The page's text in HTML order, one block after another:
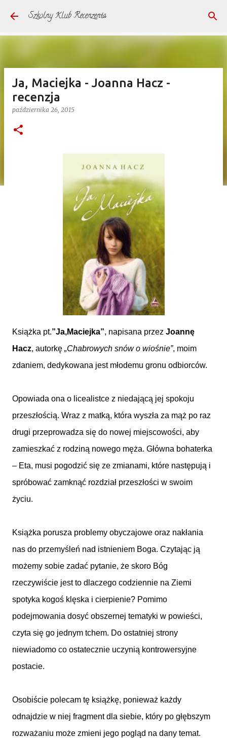
Przejdź do głównej zawartości
Szkolny Klub Recenzenta
Ja, Maciejka - Joanna Hacz -
recenzja
października 26, 2015
Książka pt.”Ja,Maciejka”, napisana przez Joannę
Hacz, autorkę „Chabrowych snów o wiośnie”, moim
zdaniem, dedykowana jest młodemu gronu odbiorców.
Opowiada ona o licealistce z niedającą jej spokoju
przeszłością. Wraz z matką, która wyszła za mąż po raz
drugi przeprowadza się do nowej miejscowości, aby
zamieszkać z rodziną nowego męża. Główna bohaterka
– Eta, musi pogodzić się ze zmianami, które następują i
spróbować zamknąć rozdział przeszłości w swoim
życiu.
Książka porusza problemy obyczajowe oraz nakłania
nas do przemyśleń nad istnieniem Boga. Czytając ją
możemy sobie zadać pytanie, że skoro Bóg
rzeczywiście jest to dlaczego codziennie na Ziemi
spotyka kogoś klęska i cierpienie? Pomimo
podejmowania dosyć obszernej tematyki w powieści,
czyta się go jednym tchem. Do ostatniej strony
niewiadomo co ostatecznie uczynią kontrowersyjne
postacie.
Osobiście polecam tę książkę, ponieważ każdy
odnajdzie w niej fragment dla siebie, który po głębszym
rozważaniu może zmieni jego pogląd na dany temat.